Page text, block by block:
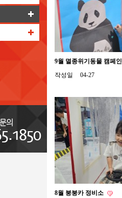
9월 멸종위기동물 캠페인
작성일
04-27
8월 붕붕카 정비소